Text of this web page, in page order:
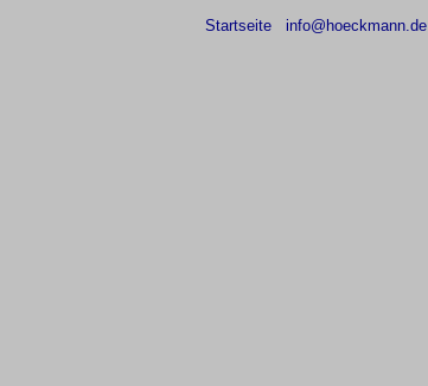
Startseite info@hoeckmann.de